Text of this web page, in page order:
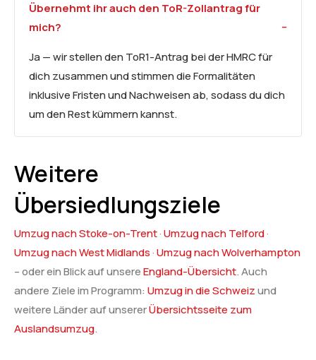
Übernehmt ihr auch den ToR-Zollantrag für
mich?
Ja — wir stellen den ToR1-Antrag bei der HMRC für
dich zusammen und stimmen die Formalitäten
inklusive Fristen und Nachweisen ab, sodass du dich
um den Rest kümmern kannst.
Weitere
Übersiedlungsziele
Umzug nach Stoke-on-Trent·Umzug nach Telford·
Umzug nach West Midlands ·Umzug nach Wolverhampton
– oder ein Blick auf unsereEngland-Übersicht. Auch
andere Ziele im Programm: Umzug in die Schweizund
weitere Länder auf unsererÜbersichtsseite zum
Auslandsumzug.